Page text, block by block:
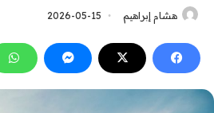
هشام إبراهيم 2026-05-15